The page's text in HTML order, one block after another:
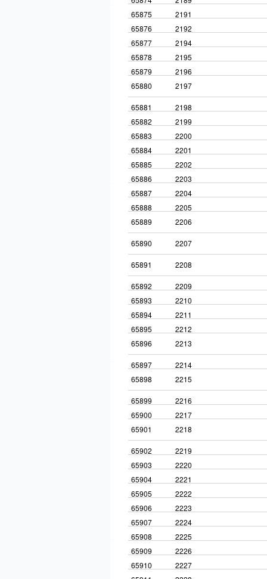
65875
2191
65876
2192
65877
2194
65878
2195
65879
2196
65880
2197
65881
2198
65882
2199
65883
2200
65884
2201
65885
2202
65886
2203
65887
2204
65888
2205
65889
2206
65890 2207
65891 2208
65892
2209
65893
2210
65894
2211
65895
2212
65896
2213
65897
2214
65898
2215
65899
2216
65900
2217
65901
2218
65902
2219
65903
2220
65904
2221
65905
2222
65906
2223
65907
2224
65908
2225
65909
2226
65910
2227